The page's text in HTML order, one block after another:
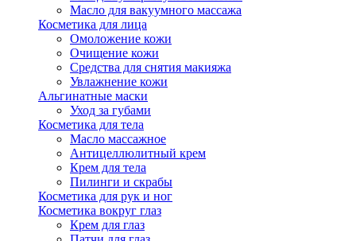
Масло для вакуумного массажа
Косметика для лица
Омоложение кожи
Очищение кожи
Средства для снятия макияжа
Увлажнение кожи
Альгинатные маски
Уход за губами
Косметика для тела
Масло массажное
Антицеллюлитный крем
Крем для тела
Пилинги и скрабы
Косметика для рук и ног
Косметика вокруг глаз
Крем для глаз